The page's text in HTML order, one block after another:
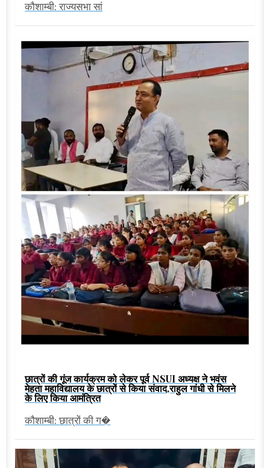
कौशाम्बी: राज्यसभा सां
छात्रों की गूंज कार्यक्रम को लेकर पूर्व NSUI अध्यक्ष ने भवंस
मेहता महाविद्यालय के छात्रों से किया संवाद,राहुल गांधी से मिलने
के लिए किया आमंत्रित
कौशाम्बी: छात्रों की ग�